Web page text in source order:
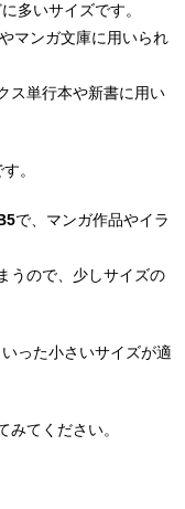
多いサイズです。
マンガ文庫に用いられ
ス単行本や新書に用い
。
で、マンガ作品やイラ
うので、少しサイズの
った小さいサイズが適
てください。